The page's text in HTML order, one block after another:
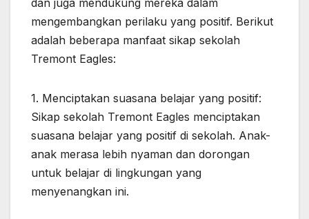
dan juga mendukung mereka dalam
mengembangkan perilaku yang positif. Berikut
adalah beberapa manfaat sikap sekolah
Tremont Eagles:
1. Menciptakan suasana belajar yang positif:
Sikap sekolah Tremont Eagles menciptakan
suasana belajar yang positif di sekolah. Anak-
anak merasa lebih nyaman dan dorongan
untuk belajar di lingkungan yang
menyenangkan ini.